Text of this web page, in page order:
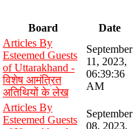
Board Date
Articles By
Esteemed Guests
of Uttarakhand -
विशेष आमंत्रित
अतिथियों के लेख
September
11, 2023,
06:39:36
AM
Articles By
Esteemed Guests
September
08, 2023,